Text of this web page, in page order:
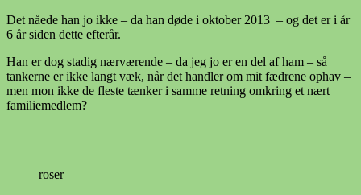
Det nåede han jo ikke – da han døde i oktober 2013 – og det er i år
6 år siden dette efterår.
Han er dog stadig nærværende – da jeg jo er en del af ham – så
tankerne er ikke langt væk, når det handler om mit fædrene ophav –
men mon ikke de fleste tænker i samme retning omkring et nært
familiemedlem?
roser